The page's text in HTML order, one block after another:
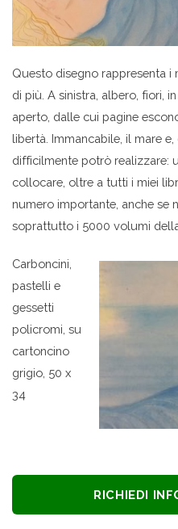
Questo disegno rappresenta i
di più. A sinistra, albero, fiori,
aperto, dalle cui pagine
libertà. Immancabile, il mare
difficilmente potrò realizzare:
collocare, oltre a tutti i miei
numero importante, anche se
soprattutto i 5000 volumi
Carboncini,
pastelli e
gessetti
policromi, su
cartoncino
grigio, 50 x
34
RICHIEDI